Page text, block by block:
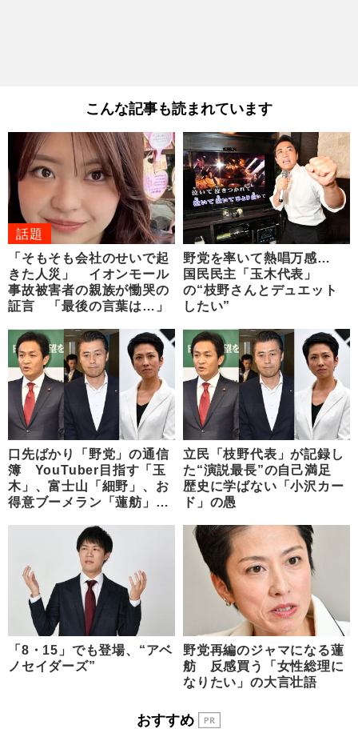
こんな記事も読まれています
話題
「そもそも会社のせいで起
きた人災」 イオンモール
事故被害者の親族が慟哭の
証言 「最後の言葉は…」
野党を率いて熱唱万感…
国民民主「玉木代表」
の“枝野さんとデュエット
したい”
口先ばかり「野党」の通信
簿 YouTuber目指す「玉
木」、富士山「細野」、お
得意ブーメラン「蓮舫」…
立民「枝野代表」が記録し
た“演説最長”の自己満足
歴史に学ばない「小沢カー
ド」の愚
「8・15」でも登場、“アベ
ノセイダーズ”
野党再編のジャマになる蓮
舫 反感買う「女性総理に
なりたい」の大言壮語
おすすめ